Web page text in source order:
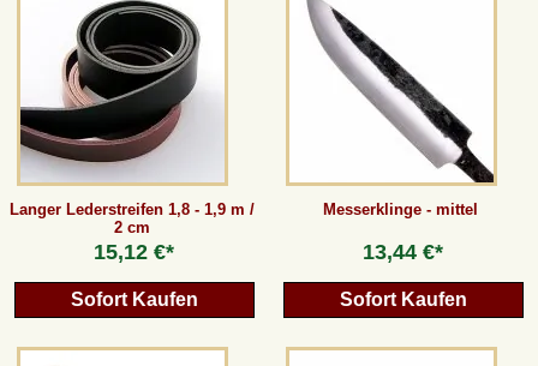
Langer Lederstreifen 1,8 - 1,9 m /
2 cm
15,12 €*
Sofort Kaufen
Messerklinge - mittel
13,44 €*
Sofort Kaufen